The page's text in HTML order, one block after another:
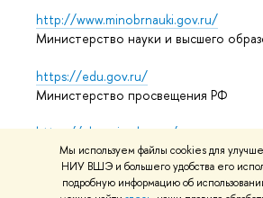
Мы используем файлы cookies для
НИУ ВШЭ и большего удобства его
подробную информацию об
http://www.minobrnauki.gov.ru/
Министерство науки и высшего
https://edu.gov.ru/
Министерство просвещения РФ
https://elearning.hse.ru/mooc
Массовые открытые онлайн-курсы